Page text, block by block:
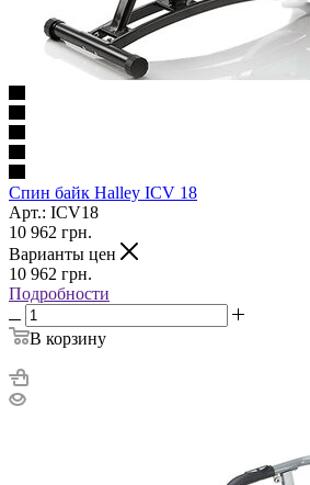
Cпин байк Halley ICV 18
Арт.: ICV18
10 962 грн.
Варианты цен
10 962 грн.
Подробности
В корзину